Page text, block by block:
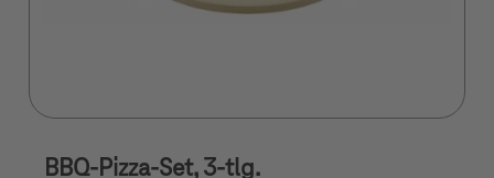
BBQ-Pizza-Set, 3-tlg.